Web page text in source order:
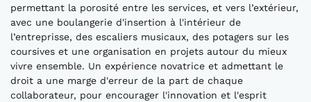
permettant la porosité entre les services, et vers l’extérieur,
avec une boulangerie d'insertion à l'intérieur de
l’entreprisse, des escaliers musicaux, des potagers sur les
coursives et une organisation en projets autour du mieux
vivre ensemble. Un expérience novatrice et admettant le
droit a une marge d'erreur de la part de chaque
collaborateur, pour encourager l'innovation et l'esprit